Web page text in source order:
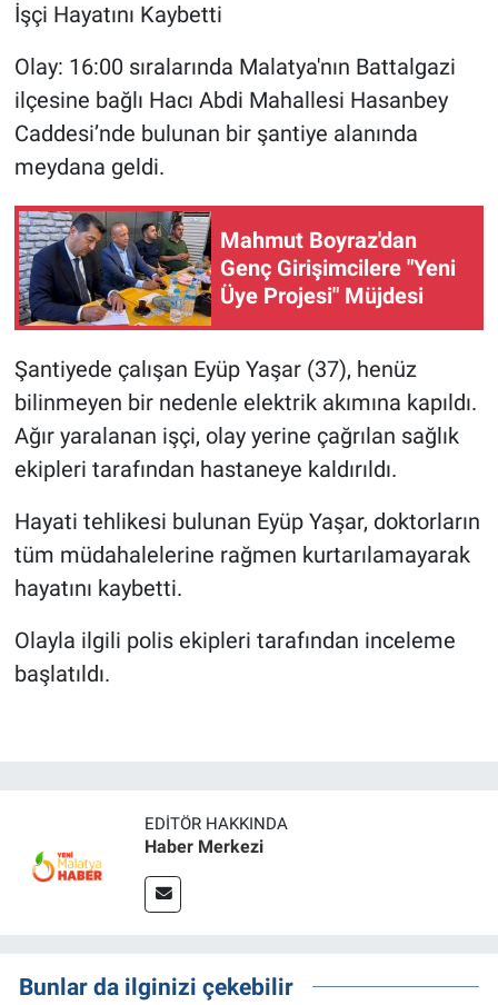
İşçi Hayatını Kaybetti
Olay: 16:00 sıralarında Malatya'nın Battalgazi
ilçesine bağlı Hacı Abdi Mahallesi Hasanbey
Caddesi’nde bulunan bir şantiye alanında
meydana geldi.
Mahmut Boyraz'dan
Genç Girişimcilere "Yeni
Üye Projesi" Müjdesi
Şantiyede çalışan Eyüp Yaşar (37), henüz
bilinmeyen bir nedenle elektrik akımına kapıldı.
Ağır yaralanan işçi, olay yerine çağrılan sağlık
ekipleri tarafından hastaneye kaldırıldı.
Hayati tehlikesi bulunan Eyüp Yaşar, doktorların
tüm müdahalelerine rağmen kurtarılamayarak
hayatını kaybetti.
Olayla ilgili polis ekipleri tarafından inceleme
başlatıldı.
EDITÖR HAKKINDA
Haber Merkezi
Bunlar da ilginizi çekebilir